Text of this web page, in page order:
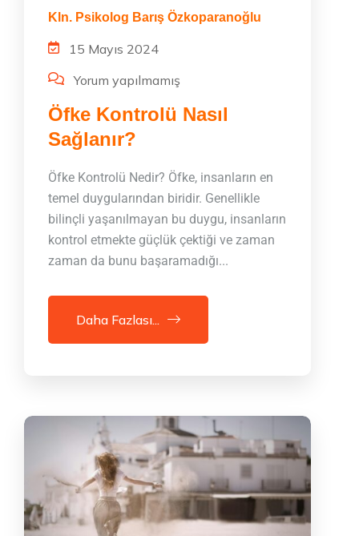
Kln. Psikolog Barış Özkoparanoğlu
15 Mayıs 2024
Yorum yapılmamış
Öfke Kontrolü Nasıl
Sağlanır?
Öfke Kontrolü Nedir? Öfke, insanların en
temel duygularından biridir. Genellikle
bilinçli yaşanılmayan bu duygu, insanların
kontrol etmekte güçlük çektiği ve zaman
zaman da bunu başaramadığı...
Daha Fazlası...